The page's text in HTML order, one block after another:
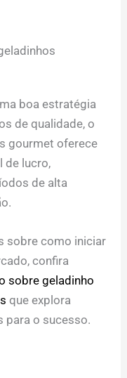
boa estratégia
de qualidade, o
gourmet oferece
de lucro,
de alta
sobre como iniciar
confira
sobre geladinho
que explora
para o sucesso.